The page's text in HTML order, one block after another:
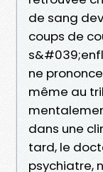
de sang
coups de
ne
même au
dans une
tard, le
psychiatre,